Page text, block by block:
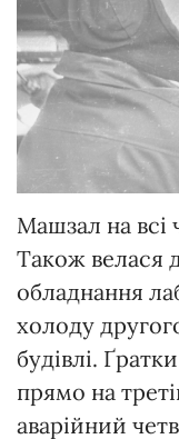
Машзал на всі
Також велася
обладнання
холоду
будівлі.
прямо на
аварійний